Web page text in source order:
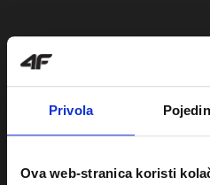
Privola
Ova web-stranica koristi